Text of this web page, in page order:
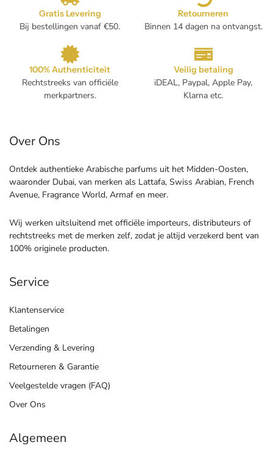
Gratis Levering
Bij bestellingen vanaf €50.
Retourneren
Binnen 14 dagen na ontvangst.
100% Authenticiteit
Rechtstreeks van officiële
merkpartners.
Veilig betaling
iDEAL, Paypal, Apple Pay,
Klarna etc.
Over Ons
Ontdek authentieke Arabische parfums uit het Midden-Oosten,
waaronder Dubai, van merken als Lattafa, Swiss Arabian, French
Avenue, Fragrance World, Armaf en meer.
Wij werken uitsluitend met officiële importeurs, distributeurs of
rechtstreeks met de merken zelf, zodat je altijd verzekerd bent van
100% originele producten.
Service
Klantenservice
Betalingen
Verzending & Levering
Retourneren & Garantie
Veelgestelde vragen (FAQ)
Over Ons
Algemeen